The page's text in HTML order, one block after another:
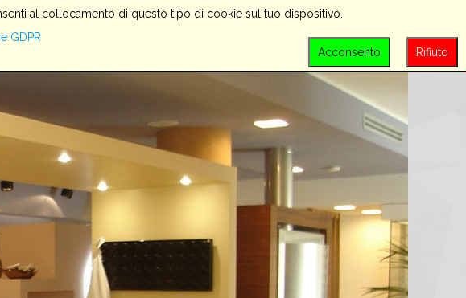
SEARCH
al collocamento di questo tipo di cookie sul tuo dispositivo.
GDPR
Rifiuto
Acconsento